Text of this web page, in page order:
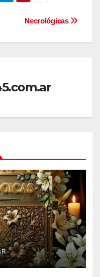
Necrológicas